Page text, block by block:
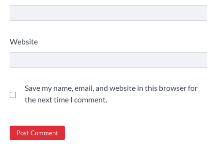
Website
Save my name, email, and website in this browser for
the next time I comment.